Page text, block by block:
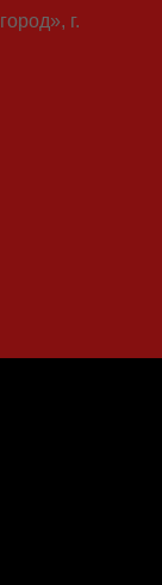
г.